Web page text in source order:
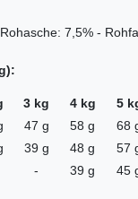
7,5% -
3 kg 4 kg
5
47 g 58 g
68
39 g 48 g
57
- 39 g 45